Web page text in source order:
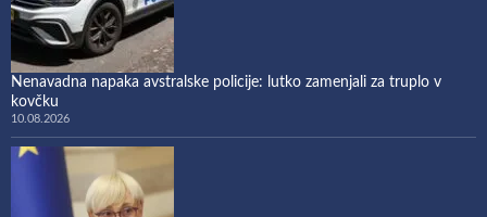
Nenavadna napaka avstralske policije: lutko zamenjali za truplo v
kovčku
10.08.2026